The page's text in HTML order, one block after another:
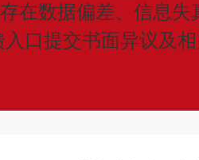
在数据偏差、信息
口提交书面异议及